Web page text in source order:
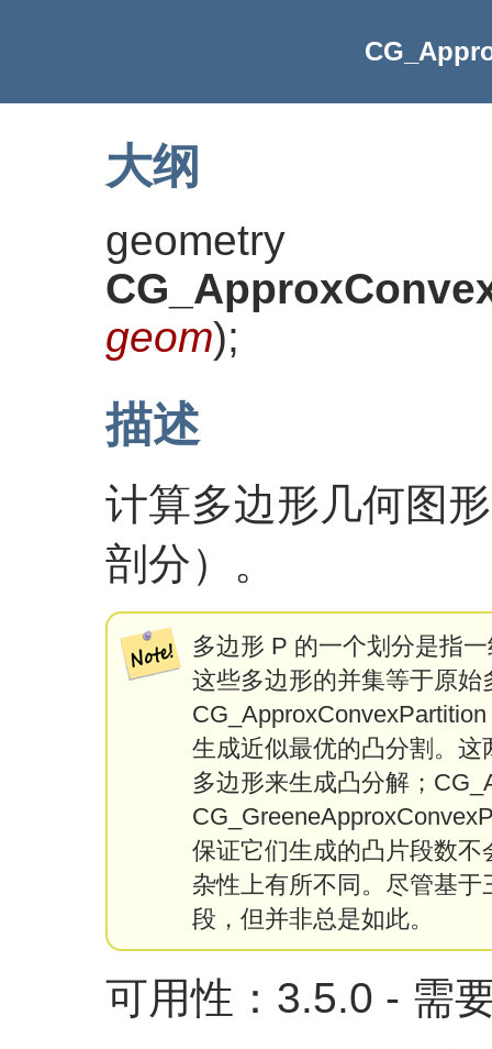
大纲
geometry
geom);
描述
计算多边形几何图
剖分）。
多边形 P 的一个划分是指
这些多边形的并集等于原始
生成近似最优的凸分割。
多边形来生成凸分解；
保证它们生成的凸片段数
杂性上有所不同。尽管基
段，但并非总是如此。
可用性：3.5.0 - 需